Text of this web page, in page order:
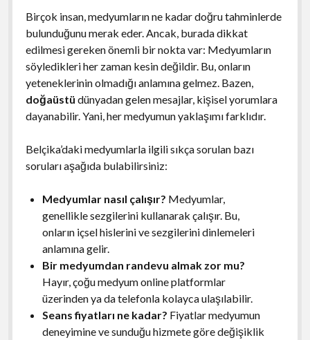
Birçok insan, medyumların ne kadar doğru tahminlerde
bulunduğunu merak eder. Ancak, burada dikkat
edilmesi gereken önemli bir nokta var: Medyumların
söyledikleri her zaman kesin değildir. Bu, onların
yeteneklerinin olmadığı anlamına gelmez. Bazen,
doğaüstü dünyadan gelen mesajlar, kişisel yorumlara
dayanabilir. Yani, her medyumun yaklaşımı farklıdır.
Belçika’daki medyumlarla ilgili sıkça sorulan bazı
soruları aşağıda bulabilirsiniz:
Medyumlar nasıl çalışır? Medyumlar,
genellikle sezgilerini kullanarak çalışır. Bu,
onların içsel hislerini ve sezgilerini dinlemeleri
anlamına gelir.
Bir medyumdan randevu almak zor mu?
Hayır, çoğu medyum online platformlar
üzerinden ya da telefonla kolayca ulaşılabilir.
Seans fiyatları ne kadar? Fiyatlar medyumun
deneyimine ve sunduğu hizmete göre değişiklik